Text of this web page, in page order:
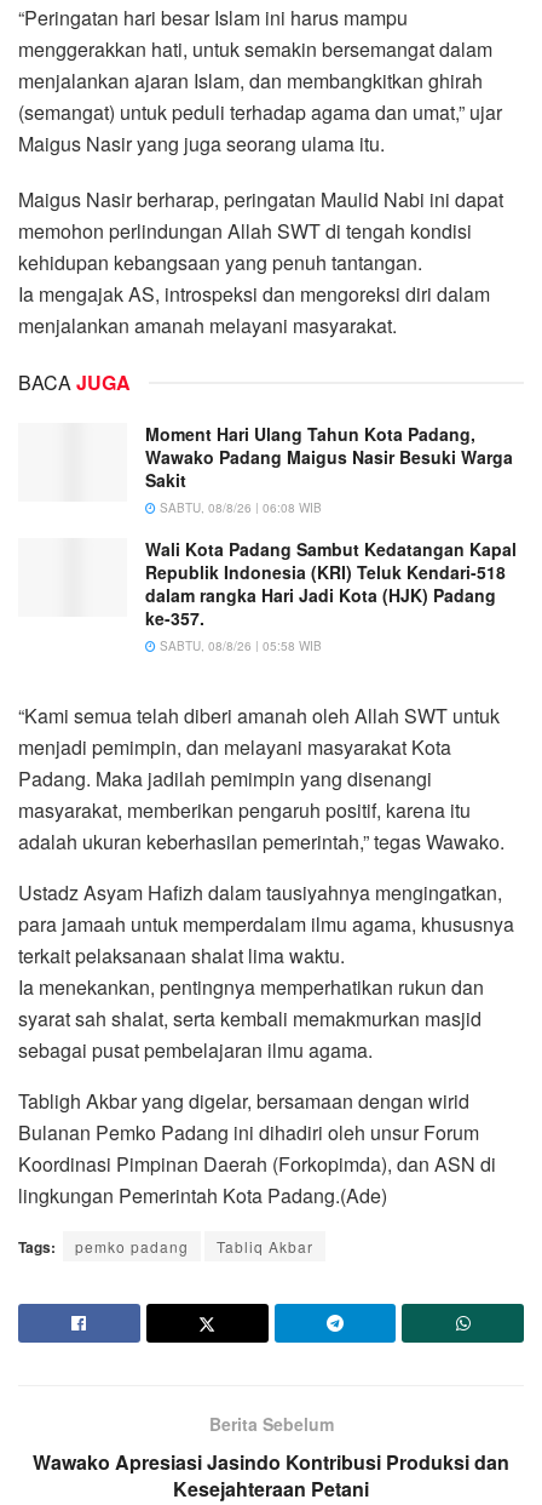
“Peringatan hari besar Islam ini harus mampu
menggerakkan hati, untuk semakin bersemangat dalam
menjalankan ajaran Islam, dan membangkitkan ghirah
(semangat) untuk peduli terhadap agama dan umat,” ujar
Maigus Nasir yang juga seorang ulama itu.
Maigus Nasir berharap, peringatan Maulid Nabi ini dapat
memohon perlindungan Allah SWT di tengah kondisi
kehidupan kebangsaan yang penuh tantangan.
Ia mengajak AS, introspeksi dan mengoreksi diri dalam
menjalankan amanah melayani masyarakat.
BACAJUGA
Moment Hari Ulang Tahun Kota Padang,
Wawako Padang Maigus Nasir Besuki Warga
Sakit
SABTU, 08/8/26 | 06:08 WIB
Wali Kota Padang Sambut Kedatangan Kapal
Republik Indonesia (KRI) Teluk Kendari-518
dalam rangka Hari Jadi Kota (HJK) Padang
ke-357.
SABTU, 08/8/26 | 05:58 WIB
“Kami semua telah diberi amanah oleh Allah SWT untuk
menjadi pemimpin, dan melayani masyarakat Kota
Padang. Maka jadilah pemimpin yang disenangi
masyarakat, memberikan pengaruh positif, karena itu
adalah ukuran keberhasilan pemerintah,” tegas Wawako.
Ustadz Asyam Hafizh dalam tausiyahnya mengingatkan,
para jamaah untuk memperdalam ilmu agama, khususnya
terkait pelaksanaan shalat lima waktu.
Ia menekankan, pentingnya memperhatikan rukun dan
syarat sah shalat, serta kembali memakmurkan masjid
sebagai pusat pembelajaran ilmu agama.
Tabligh Akbar yang digelar, bersamaan dengan wirid
Bulanan Pemko Padang ini dihadiri oleh unsur Forum
Koordinasi Pimpinan Daerah (Forkopimda), dan ASN di
lingkungan Pemerintah Kota Padang.(Ade)
Tags: pemko padang Tabliq Akbar
Berita Sebelum
Wawako Apresiasi Jasindo Kontribusi Produksi dan
Kesejahteraan Petani